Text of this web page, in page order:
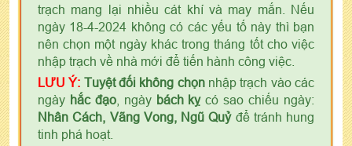
trạch mang lại nhiều cát khí và may mắn. Nếu
ngày 18-4-2024 không có các yếu tố này thì bạn
nên chọn một ngày khác trong tháng tốt cho việc
nhập trạch về nhà mới để tiến hành công việc.
LƯU Ý: Tuyệt đối không chọnnhập trạch vào các
ngày hắc đạo, ngày bách kỵcó sao chiếu ngày:
Nhân Cách, Vãng Vong, Ngũ Quỷđể tránh hung
tinh phá hoạt.